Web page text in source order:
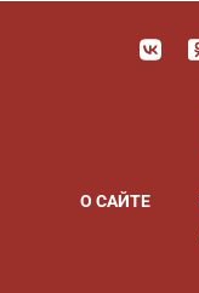
О САЙТЕ